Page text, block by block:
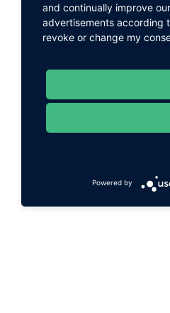
and continually improve
advertisements according
revoke or change my
Powered by